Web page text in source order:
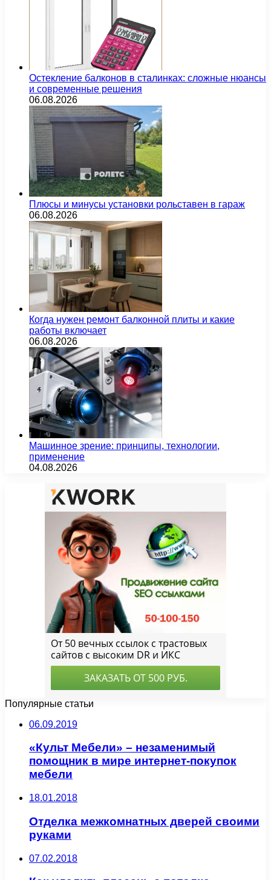
Остекление балконов в сталинках: сложные нюансы
и современные решения
06.08.2026
Плюсы и минусы установки рольставен в гараж
06.08.2026
Когда нужен ремонт балконной плиты и какие
работы включает
06.08.2026
Машинное зрение: принципы, технологии,
применение
04.08.2026
Популярные статьи
06.09.2019
«Культ Мебели» – незаменимый
помощник в мире интернет-покупок
мебели
18.01.2018
Отделка межкомнатных дверей своими
руками
07.02.2018